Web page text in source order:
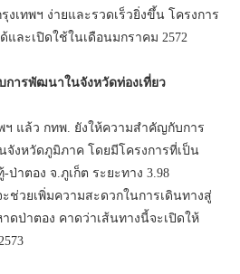
งเทพฯ ง่ายและรวดเร็วยิ่งขึ้น โครงการ
และเปิดใช้ในเดือนมกราคม 2572
การพัฒนาในจังหวัดท่องเที่ยว
ฯ แล้ว กทพ. ยังให้ความสำคัญกับการ
งหวัดภูมิภาค โดยมีโครงการที่เป็น
ป่าตอง จ.ภูเก็ต ระยะทาง 3.98
ช่วยเพิ่มความสะดวกในการเดินทางสู่
ดป่าตอง คาดว่าเส้นทางนี้จะเปิดให้